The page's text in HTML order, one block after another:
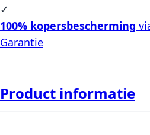
✓
100% kopersbescherming
Garantie
Product informatie